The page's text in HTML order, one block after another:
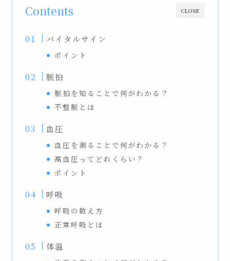
CLOSE
Contents
バイタルサイン
ポイント
脈拍
脈拍を知ることで何がわかる？
不整脈とは
血圧
血圧を測ることで何がわかる？
高血圧ってどれくらい？
ポイント
呼吸
呼吸の数え方
正常呼吸とは
体温